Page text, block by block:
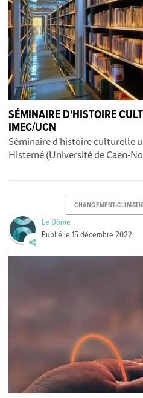
SÉMINAIRE D'HISTOIRE
IMEC/UCN
Séminaire d'histoire culturelle
Histemé (Université de Caen-
CHANGEMENT-
Le Dôme
Publié le15 décembre 2022